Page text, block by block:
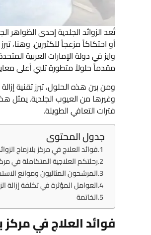
تُعد الزوائد الجلدية إحدى الظواهر
أو احتكاكاً مزعجاً للكثيرين. وهنا،
وايز في دولة الإمارات العربية
مقدماً حلولاً متطورة تلبي أعلى
ومن بين هذه الحلول، تبرز تقنية
وغيرها من العيوب الجلدية. يمثل
فترات التعافي الطويلة.
جدول المحتوى
فوائد العلاج في مركز بلازماج
رحلتكم العلاجية المتكاملة في
المرشحون المثاليون وموانع
العوامل المؤثرة في تكلفة إزالة
الخاتمة
فوائد العلاج في مركز